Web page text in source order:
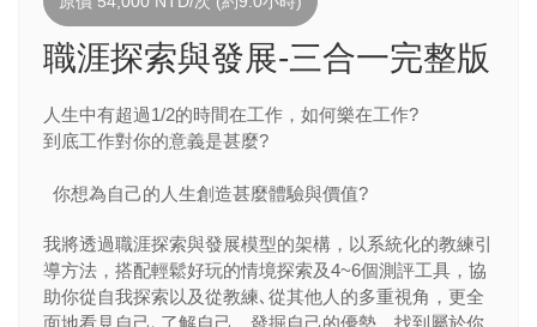
職涯探索與發展-三合一完整版
人生中有超過1/2的時間在工作，如何樂在工作?
到底工作對你的意義是甚麼?
你想為自己的人生創造甚麼體驗與價值?
我將透過職涯探索與發展模型的架構，以系統化的教練引
導方法，搭配輕鬆好玩的情境探索及4~6個測評工具，協
助你從自我探索以及從教練､從其他人的多重視角，更全
面地看見自己､了解自己，發掘自己的優勢，找到屬於你